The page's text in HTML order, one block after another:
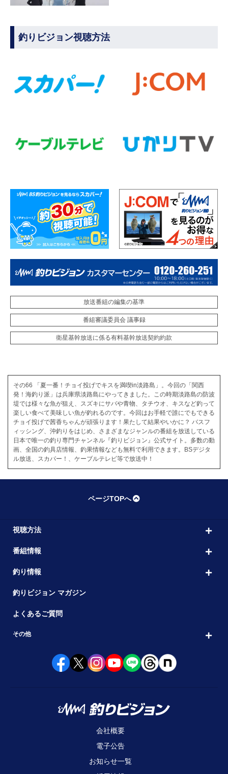
釣りビジョン視聴方法
放送番組の編集の基準
番組審議委員会 議事録
衛星基幹放送に係る有料基幹放送契約約款
その66 「夏一番！チョイ投げでキスを満喫in淡路島」。今回の「関西
発！海釣り派」は兵庫県淡路島にやってきました。この時期淡路島の防波
堤では様々な魚が狙え、スズキにサバや青物、タチウオ、キスなど釣って
楽しい食べて美味しい魚が釣れるのです。今回はお手軽で誰にでもできる
チョイ投げで茜香ちゃんが頑張ります！果たして結果やいかに？ バスフ
ィッシング、沖釣りをはじめ、さまざまなジャンルの番組を放送している
日本で唯一の釣り専門チャンネル『釣りビジョン』公式サイト。多数の動
画、全国の釣具店情報、釣果情報なども無料で利用できます。BSデジタ
ル放送、スカパー！、ケーブルテレビ等で放送中！
ページTOPへ
視聴方法
番組情報
釣り情報
釣りビジョン マガジン
よくあるご質問
その他
会社概要
電子公告
お知らせ一覧